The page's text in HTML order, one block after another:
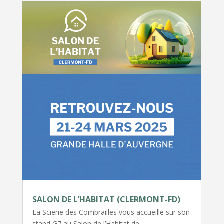
SALON DE L’HABITAT (CLERMONT-FD)
La Scierie des Combrailles vous accueille sur son